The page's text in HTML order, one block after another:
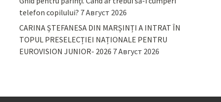
telefon copilului? 7 Август 2026
CARINA ȘTEFANESA DIN MARȘINȚI A INTRAT ÎN
TOPUL PRESELECȚIEI NAȚIONALE PENTRU
EUROVISION JUNIOR- 2026 7 Август 2026